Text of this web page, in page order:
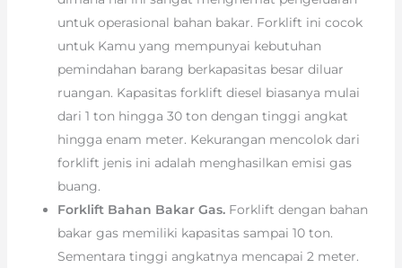
untuk operasional bahan bakar. Forklift ini cocok
untuk Kamu yang mempunyai kebutuhan
pemindahan barang berkapasitas besar diluar
ruangan. Kapasitas forklift diesel biasanya mulai
dari 1 ton hingga 30 ton dengan tinggi angkat
hingga enam meter. Kekurangan mencolok dari
forklift jenis ini adalah menghasilkan emisi gas
buang.
Forklift Bahan Bakar Gas. Forklift dengan bahan
bakar gas memiliki kapasitas sampai 10 ton.
Sementara tinggi angkatnya mencapai 2 meter.